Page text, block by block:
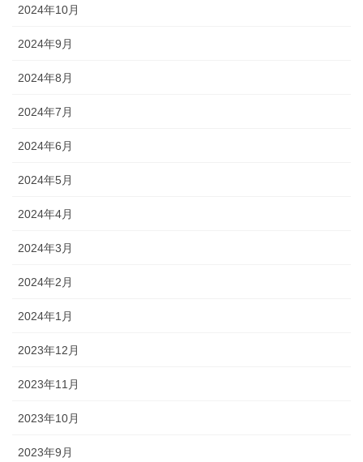
2024年10月
2024年9月
2024年8月
2024年7月
2024年6月
2024年5月
2024年4月
2024年3月
2024年2月
2024年1月
2023年12月
2023年11月
2023年10月
2023年9月